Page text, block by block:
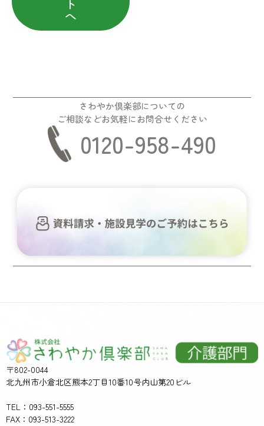
ト
へ
さわやか倶楽部についての
ご相談などお気軽にお問合せください
0120-958-490
〒802-0044
北九州市小倉北区熊本2丁目10番10号内山第20ビル
TEL：093-551-5555
FAX：093-513-3222